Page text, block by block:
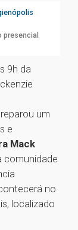
presencial
9h da
um
e
Mack
comunidade
no
localizado